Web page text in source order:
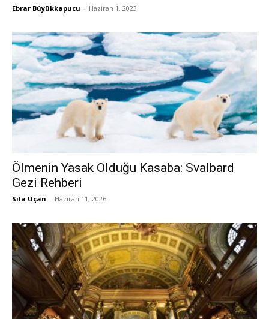
Ebrar Büyükkapucu - Haziran 1, 2023
Ölmenin Yasak Olduğu Kasaba: Svalbard
Gezi Rehberi
Sıla Uçan - Haziran 11, 2026